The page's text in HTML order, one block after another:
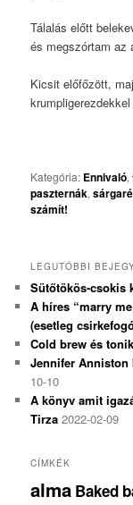
Tálalás előtt
és megszórtam az
Kicsit előfőzött,
Kategória: Ennivaló,
paszternák,
számít!
LEGUTÓBBI
Sütőtökös-csokis
A híres “marry
(esetleg
Cold brew és
Jennifer Anniston
10-10
A könyv amit
Tirza 2022-02-09
CÍMKÉK
alma Baked